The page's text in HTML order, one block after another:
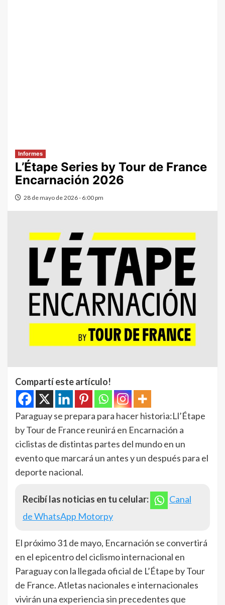
Informes
L’Étape Series by Tour de France
Encarnación 2026
28 de mayo de 2026 - 6:00 pm
Compartí este artículo!
Paraguay se prepara para hacer historia:Ll’Étape
by Tour de France reunirá en Encarnación a
ciclistas de distintas partes del mundo en un
evento que marcará un antes y un después para el
deporte nacional.
Recibí las noticias en tu celular:
Canal
de WhatsApp Motorpy
El próximo 31 de mayo, Encarnación se convertirá
en el epicentro del ciclismo internacional en
Paraguay con la llegada oficial de L’Étape by Tour
de France. Atletas nacionales e internacionales
vivirán una experiencia sin precedentes que